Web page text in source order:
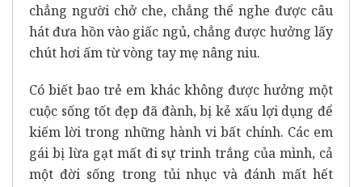
chẳng người chở che, chẳng thể nghe được câu
hát đưa hồn vào giấc ngủ, chẳng được hưởng lấy
chút hơi ấm từ vòng tay mẹ nâng niu.
Có biết bao trẻ em khác không được hưởng một
cuộc sống tốt đẹp đã đành, bị kẻ xấu lợi dụng để
kiếm lời trong những hành vi bất chính. Các em
gái bị lừa gạt mất đi sự trinh trắng của mình, cả
một đời sống trong tủi nhục và đánh mất hết